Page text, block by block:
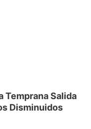
Temprana Salida
Disminuidos